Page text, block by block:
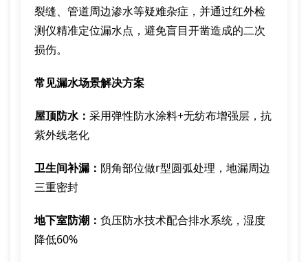
裂缝、管道周边渗水等疑难杂症，并通过红外检
测仪精准定位漏水点，避免盲目开凿造成的二次
损伤。
常见漏水场景解决方案
屋顶防水： 采用弹性防水涂料+无纺布增强层，抗
紫外线老化
卫生间补漏： 阴角部位做r型圆弧处理，地漏周边
三重密封
地下室防潮： 负压防水技术配合排水系统，湿度
降低60%